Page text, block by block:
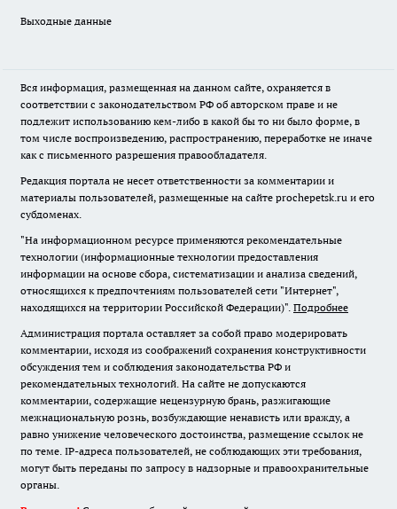
Выходные данные
Вся информация, размещенная на данном сайте, охраняется в
соответствии с законодательством РФ об авторском праве и не
подлежит использованию кем-либо в какой бы то ни было форме, в
том числе воспроизведению, распространению, переработке не иначе
как с письменного разрешения правообладателя.
Редакция портала не несет ответственности за комментарии и
материалы пользователей, размещенные на сайте prochepetsk.ru и его
субдоменах.
"На информационном ресурсе применяются рекомендательные
технологии (информационные технологии предоставления
информации на основе сбора, систематизации и анализа сведений,
относящихся к предпочтениям пользователей сети "Интернет",
находящихся на территории Российской Федерации)". Подробнее
Администрация портала оставляет за собой право модерировать
комментарии, исходя из соображений сохранения конструктивности
обсуждения тем и соблюдения законодательства РФ и
рекомендательных технологий. На сайте не допускаются
комментарии, содержащие нецензурную брань, разжигающие
межнациональную рознь, возбуждающие ненависть или вражду, а
равно унижение человеческого достоинства, размещение ссылок не
по теме. IP-адреса пользователей, не соблюдающих эти требования,
могут быть переданы по запросу в надзорные и правоохранительные
органы.